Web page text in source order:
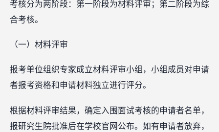
考核分为两阶段：第一阶段为材料评审；第二阶段为综
合考核。
（一）材料评审
报考单位组织专家成立材料评审小组，小组成员对申请
者报考资格和申请材料独立进行评分。
根据材料评审结果，确定入围面试考核的申请者名单，
报研究生院批准后在学校官网公布。如有申请者放弃，